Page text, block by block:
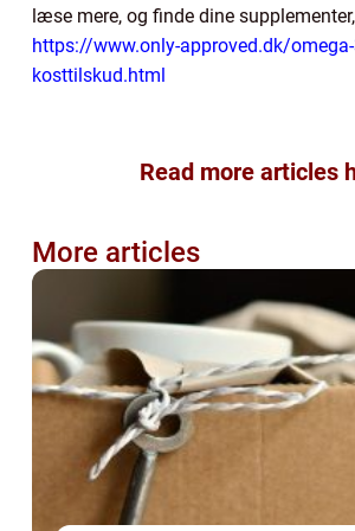
læse mere, og finde dine
https://www.only-approved.dk/
kosttilskud.html
Read more articles
More articles